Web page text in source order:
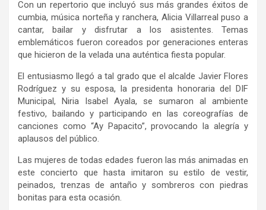
Con un repertorio que incluyó sus más grandes éxitos de
cumbia, música norteña y ranchera, Alicia Villarreal puso a
cantar, bailar y disfrutar a los asistentes. Temas
emblemáticos fueron coreados por generaciones enteras
que hicieron de la velada una auténtica fiesta popular.
El entusiasmo llegó a tal grado que el alcalde Javier Flores
Rodríguez y su esposa, la presidenta honoraria del DIF
Municipal,
Niria Isabel Ayala, se sumaron al ambiente
festivo, bailando y participando en las coreografías de
canciones como “Ay Papacito”, provocando la alegría y
aplausos del público.
Las mujeres de todas edades fueron las más animadas en
este concierto que hasta imitaron su estilo de vestir,
peinados, trenzas de antaño y sombreros con piedras
bonitas para esta ocasión.